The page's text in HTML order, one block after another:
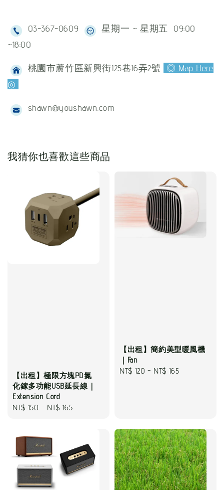
03-367-0609
星期一 ~ 星期五 09:00
~18:00
桃園市蘆竹區新興街125巷16弄2號
◎ Map Here
◎
shawn@youshawn.com
我猜你也喜歡這些商品
【出租】極限方塊PD氮
化鎵多功能USB延長線｜
Extension Cord
Regular
NT$ 150 - NT$ 165
【出租】簡約美型暖風機
｜Fan
Regular
NT$ 120 - NT$ 165